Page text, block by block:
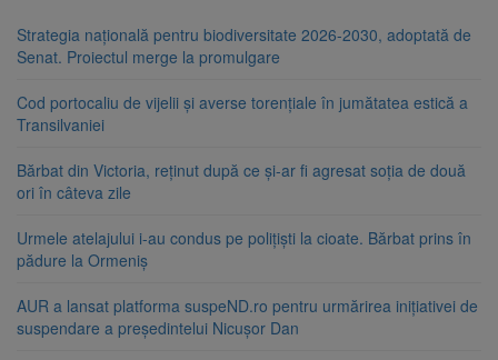
Strategia națională pentru biodiversitate 2026-2030, adoptată de
Senat. Proiectul merge la promulgare
Cod portocaliu de vijelii și averse torențiale în jumătatea estică a
Transilvaniei
Bărbat din Victoria, reținut după ce și-ar fi agresat soția de două
ori în câteva zile
Urmele atelajului i-au condus pe polițiști la cioate. Bărbat prins în
pădure la Ormeniș
AUR a lansat platforma suspeND.ro pentru urmărirea inițiativei de
suspendare a președintelui Nicușor Dan